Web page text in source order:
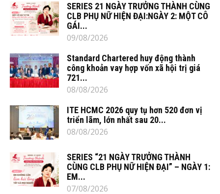
SERIES 21 NGÀY TRƯỞNG THÀNH CÙNG
CLB PHỤ NỮ HIỆN ĐẠI:NGÀY 2: MỘT CÔ
GÁI...
09/08/2026
Standard Chartered huy động thành
công khoản vay hợp vốn xã hội trị giá
721...
08/08/2026
ITE HCMC 2026 quy tụ hơn 520 đơn vị
triển lãm, lớn nhất sau 20...
08/08/2026
SERIES “21 NGÀY TRƯỞNG THÀNH
CÙNG CLB PHỤ NỮ HIỆN ĐẠI” – NGÀY 1:
EM...
07/08/2026